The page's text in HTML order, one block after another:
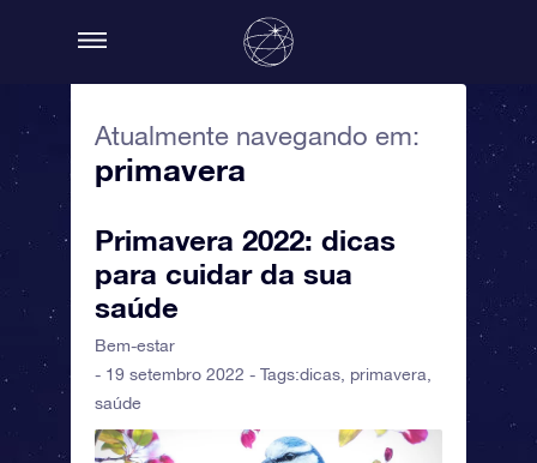
Atualmente navegando em:
primavera
Primavera 2022: dicas
para cuidar da sua
saúde
Bem-estar
- 19 setembro 2022 - Tags:dicas primavera
saúde